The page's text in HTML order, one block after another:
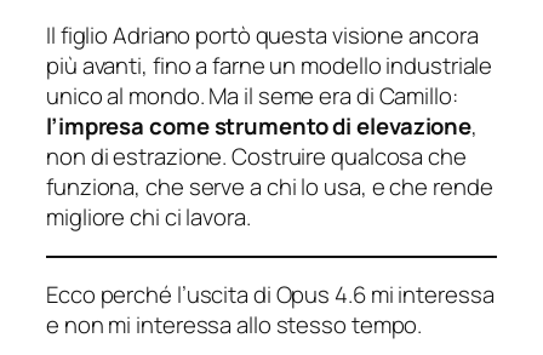
Il figlio Adriano portò questa visione ancora
più avanti, fino a farne un modello industriale
unico al mondo. Ma il seme era di Camillo:
l’impresa come strumento di elevazione,
non di estrazione. Costruire qualcosa che
funziona, che serve a chi lo usa, e che rende
migliore chi ci lavora.
Ecco perché l’uscita di Opus 4.6 mi interessa
e non mi interessa allo stesso tempo.